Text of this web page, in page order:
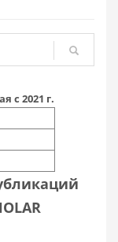
с 2021 г.